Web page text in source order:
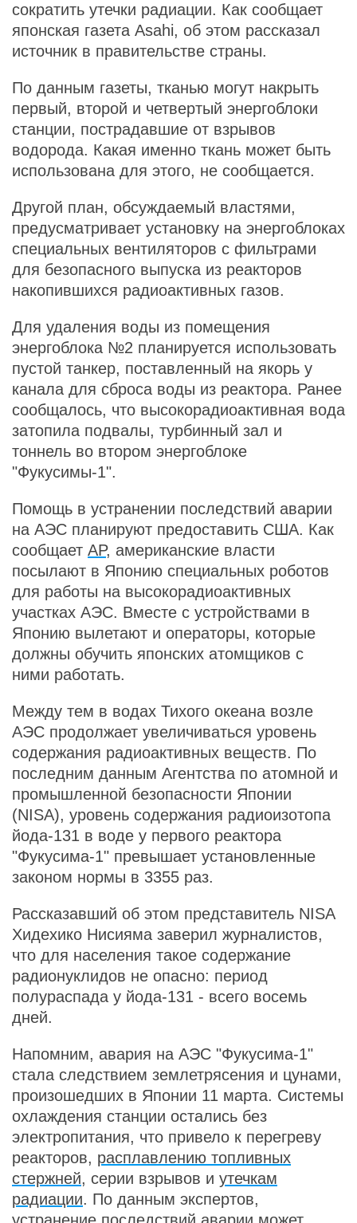
сократить утечки радиации. Как сообщает
японская газета Asahi, об этом рассказал
источник в правительстве страны.
По данным газеты, тканью могут накрыть
первый, второй и четвертый энергоблоки
станции, пострадавшие от взрывов
водорода. Какая именно ткань может быть
использована для этого, не сообщается.
Другой план, обсуждаемый властями,
предусматривает установку на энергоблоках
специальных вентиляторов с фильтрами
для безопасного выпуска из реакторов
накопившихся радиоактивных газов.
Для удаления воды из помещения
энергоблока №2 планируется использовать
пустой танкер, поставленный на якорь у
канала для сброса воды из реактора. Ранее
сообщалось, что высокорадиоактивная вода
затопила подвалы, турбинный зал и
тоннель во втором энергоблоке
"Фукусимы-1".
Помощь в устранении последствий аварии
на АЭС планируют предоставить США. Как
сообщает AP, американские власти
посылают в Японию специальных роботов
для работы на высокорадиоактивных
участках АЭС. Вместе с устройствами в
Японию вылетают и операторы, которые
должны обучить японских атомщиков с
ними работать.
Между тем в водах Тихого океана возле
АЭС продолжает увеличиваться уровень
содержания радиоактивных веществ. По
последним данным Агентства по атомной и
промышленной безопасности Японии
(NISA), уровень содержания радиоизотопа
йода-131 в воде у первого реактора
"Фукусима-1" превышает установленные
законом нормы в 3355 раз.
Рассказавший об этом представитель NISA
Хидехико Нисияма заверил журналистов,
что для населения такое содержание
радионуклидов не опасно: период
полураспада у йода-131 - всего восемь
дней.
Напомним, авария на АЭС "Фукусима-1"
стала следствием землетрясения и цунами,
произошедших в Японии 11 марта. Системы
охлаждения станции остались без
электропитания, что привело к перегреву
реакторов, расплавлению топливных
стержней, серии взрывов и утечкам
радиации. По данным экспертов,